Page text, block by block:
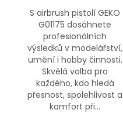
S airbrush pistolí GEKO
G01175 dosáhnete
profesionálních
výsledků v modelářství,
umění i hobby činnosti.
Skvělá volba pro
každého, kdo hledá
přesnost, spolehlivost a
komfort při...